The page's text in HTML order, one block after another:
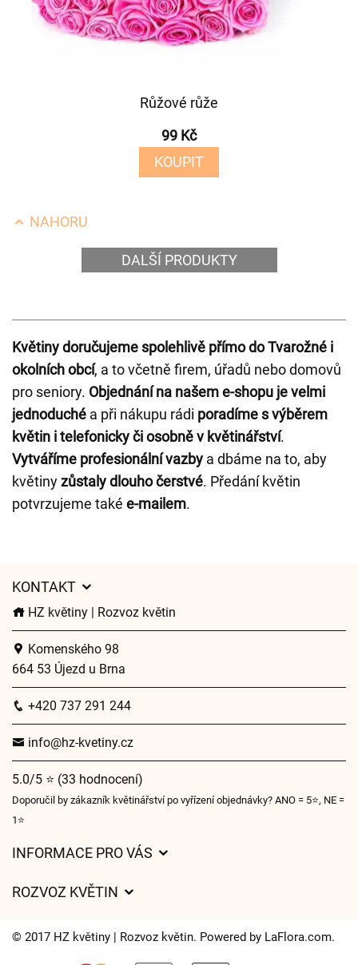
Růžové růže
99 Kč
KOUPIT
NAHORU
DALŠÍ PRODUKTY
Květiny doručujeme spolehlivě přímo do Tvarožné i
okolních obcí, a to včetně firem, úřadů nebo domovů
pro seniory. Objednání na našem e-shopu je velmi
jednoduché a při nákupu rádi poradíme s výběrem
květin i telefonicky či osobně v květinářství.
Vytváříme profesionální vazby a dbáme na to, aby
květinyzůstaly dlouho čerstvé. Předání květin
potvrzujeme také e-mailem.
KONTAKT
HZ květiny | Rozvoz květin
Komenského 98
664 53 Újezd u Brna
+420 737 291 244
info@hz-kvetiny.cz
5.0/5 ⭐ (33 hodnocení)
Doporučil by zákazník květinářství po vyřízení objednávky? ANO = 5⭐, NE =
1⭐
INFORMACE PRO VÁS
O nás
ROZVOZ KVĚTIN
Kam doručujeme květiny
© 2017 HZ květiny | Rozvoz květin. Powered by LaFlora.com.